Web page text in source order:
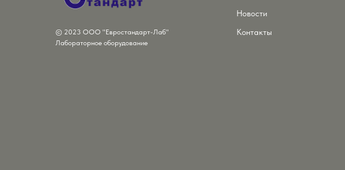
© 2023 ООО "Евростандарт-Лаб"
Лабораторное оборудование
Новости
Контакты